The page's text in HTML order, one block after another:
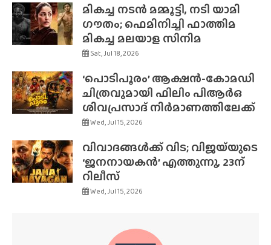
മികച്ച നടൻ മമ്മൂട്ടി, നടി യാമി
ഗൗതം; ഫെമിനിച്ചി ഫാത്തിമ
മികച്ച മലയാള സിനിമ
Sat, Jul 18, 2026
‘പൊടിപൂരം’ ആക്ഷൻ-കോമഡി
ചിത്രവുമായി ഫിലിം പിആർഒ
ശിവപ്രസാദ് നിർമാണത്തിലേക്ക്
Wed, Jul 15, 2026
വിവാദങ്ങൾക്ക് വിട; വിജയ്‌യുടെ
‘ജനനായകൻ’ എത്തുന്നു, 23ന്
റിലീസ്
Wed, Jul 15, 2026